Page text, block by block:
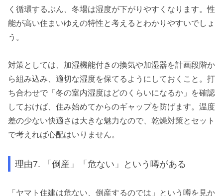
く循環するぶん、冬場は湿度が下がりやすくなります。性
能が高い住まいゆえの特性と考えるとわかりやすいでしょ
う。
対策としては、加湿機能付きの換気や加湿器を計画段階か
ら組み込み、適切な湿度を保てるようにしておくこと。打
ち合わせで「冬の室内湿度はどのくらいになるか」を確認
しておけば、住み始めてからのギャップを防げます。温度
差の少ない快適さは大きな魅力なので、乾燥対策とセット
で考えれば心配はいりません。
理由7. 「倒産」「危ない」という噂がある
「ヤマト住建は危ない、倒産するのでは」という噂を見か